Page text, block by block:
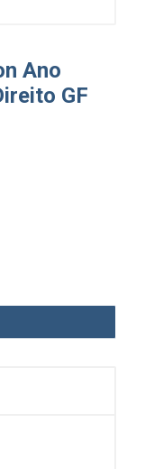
Ano
GF